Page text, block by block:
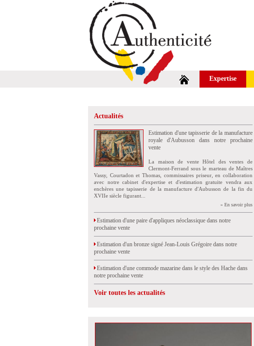
Expertise
Actualités
Estimation d'une tapisserie de la manufacture
royale d'Aubusson dans notre prochaine
vente
La maison de vente Hôtel des ventes de
Clermont-Ferrand sous le marteau de Maîtres
Vassy, Courtadon et Thomas, commissaires priseur, en collaboration
avec notre cabinet d'expertise et d'estimation gratuite vendra aux
enchères une tapisserie de la manufacture d'Aubusson de la fin du
XVIIe siècle figurant...
» En savoir plus
Estimation d'une paire d'appliques néoclassique dans notre
prochaine vente
Estimation d'un bronze signé Jean-Louis Grégoire dans notre
prochaine vente
Estimation d'une commode mazarine dans le style des Hache dans
notre prochaine vente
Voir toutes les actualités